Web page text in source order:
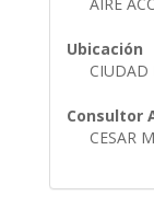
Ubicación
CIUDAD
Consultor
CESAR